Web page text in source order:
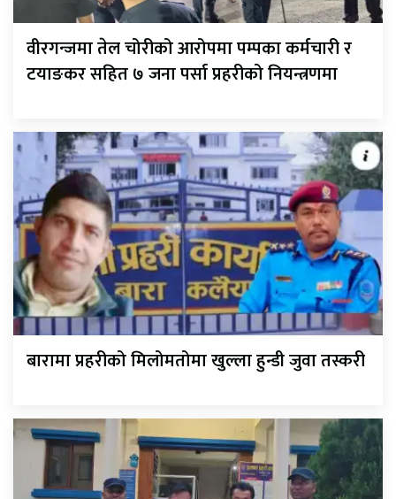
वीरगन्जमा तेल चोरीको आरोपमा पम्पका कर्मचारी र
टयाङकर सहित ७ जना पर्सा प्रहरीको नियन्त्रणमा
बारामा प्रहरीको मिलोमतोमा खुल्ला हुन्डी जुवा तस्करी